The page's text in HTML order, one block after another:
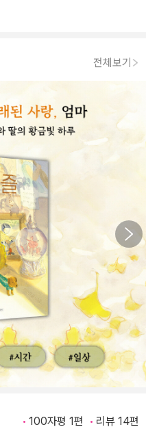
전체보기
100자평 1편 리뷰 14편